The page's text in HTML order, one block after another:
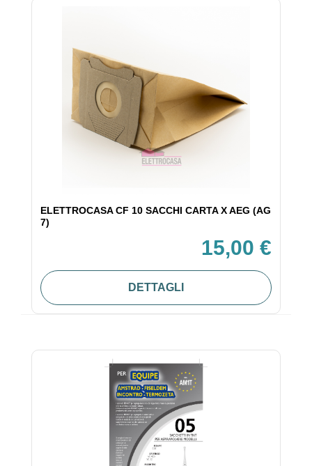
ELETTROCASA CF 10 SACCHI CARTA X AEG (AG
7)
15,00 €
DETTAGLI